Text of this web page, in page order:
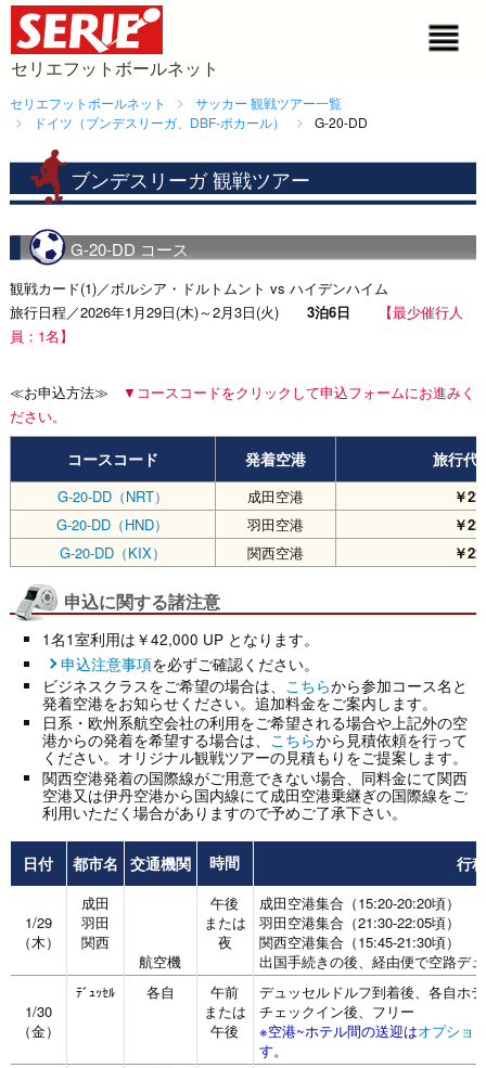
セリエフットボールネット
セリエフットボールネット
サッカー 観戦ツアー一覧
ドイツ（ブンデスリーガ、DBF-ポカール）
G-20-DD
ブンデスリーガ 観戦ツアー
G-20-DD コース
観戦カード(1)／ボルシア・ドルトムント vs ハイデンハイム
旅行日程／2026年1月29日(木)～2月3日(火) 3泊6日
【最少催行人
員：1名】
≪お申込方法≫
▼コースコードをクリックして申込フォームにお進みく
ださい。
コースコード 発着空港 旅行代
G-20-DD（NRT） 成田空港
￥
G-20-DD（HND）
羽田空港
￥
G-20-DD（KIX）
関西空港 ￥
申込に関する諸注意
1名1室利用は￥42,000 UP となります。
申込注意事項を必ずご確認ください。
ビジネスクラスをご希望の場合は、
こちらから参加コース名と
発着空港をお知らせください。追加料金をご案内します。
日系・欧州系航空会社の利用をご希望される場合や上記外の空
港からの発着を希望する場合は、 こちらから見積依頼を行って
ください。オリジナル観戦ツアーの見積もりをご提案します。
関西空港発着の国際線がご用意できない場合、同料金にて関西
空港又は伊丹空港から国内線にて成田空港乗継ぎの国際線をご
利用いただく場合がありますので予めご了承下さい。
日付 都市名 交通機関 時間 行程
1/29
（木）
成田
羽田
関西
航空機
午後
または
夜
成田空港集合（15:20-20:20頃）
羽田空港集合（21:30-22:05頃）
関西空港集合（15:45-21:30頃）
出国手続きの後、経由便で空路デ
1/30
（金）
ﾃﾞｭｯｾﾙ 各自
午前
または
午後
デュッセルドルフ到着後、各自ホ
チェックイン後、フリー
※空港~ホテル間の送迎はオプショ
す。